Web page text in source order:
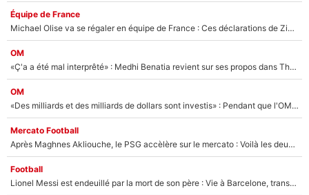
Équipe de France
Michael Olise va se régaler en équipe de France : Ces déclarations de Zinedine Zidane qui prouvent qu'il va tout miser sur la star du Bayern Munich !
OM
«Ç'a a été mal interprêté» : Medhi Benatia revient sur ses propos dans The Bridge et précise ses conditions pour rejoindre le PSG !
OM
«Des milliards et des milliards de dollars sont investis» : Pendant que l'OM est en pleine crise financière, Frank McCourt lance un nouveau projet à 260M€ !
Mercato Football
Après Maghnes Akliouche, le PSG accèlère sur le mercato : Voilà les deux nouvelles recrues qui vont signer la semaine prochaine ?
Football
Lionel Messi est endeuillé par la mort de son père : Vie à Barcelone, transfert au PSG... voilà comment Jorge Messi a joué un rôle essentiel dans sa carrière !